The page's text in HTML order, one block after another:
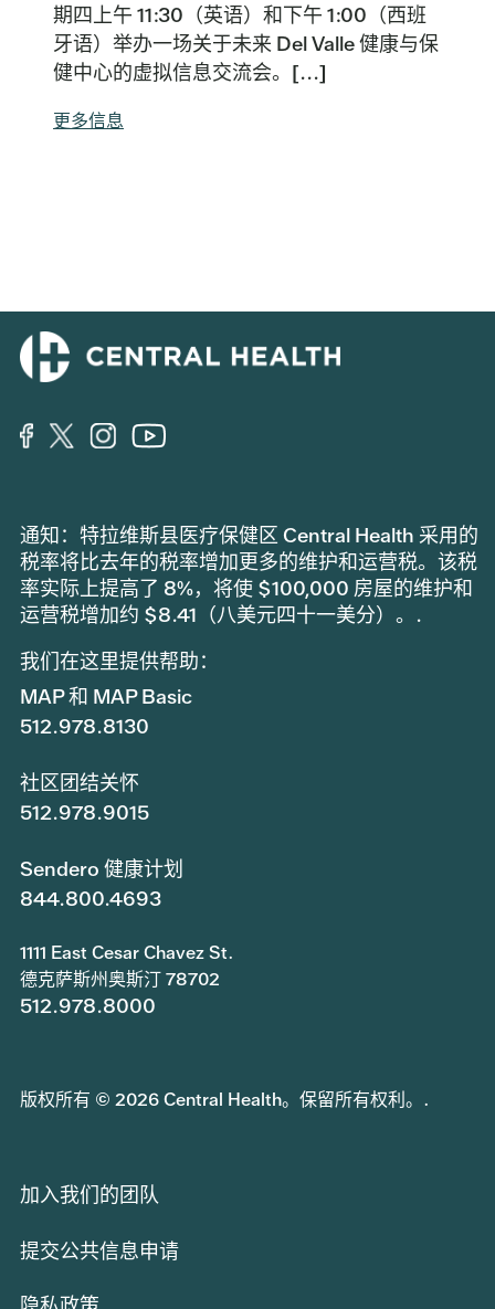
期四上午 11:30（英语）和下午 1:00（西班
牙语）举办一场关于未来 Del Valle 健康与保
健中心的虚拟信息交流会。[...]
更多信息
通知：特拉维斯县医疗保健区 Central Health 采用的
税率将比去年的税率增加更多的维护和运营税。该税
率实际上提高了 8%，将使 $100,000 房屋的维护和
运营税增加约 $8.41（八美元四十一美分）。.
我们在这里提供帮助：
MAP 和 MAP Basic
512.978.8130
社区团结关怀
512.978.9015
Sendero 健康计划
844.800.4693
1111 East Cesar Chavez St.
德克萨斯州奥斯汀 78702
512.978.8000
版权所有 © 2026 Central Health。保留所有权利。.
加入我们的团队
提交公共信息申请